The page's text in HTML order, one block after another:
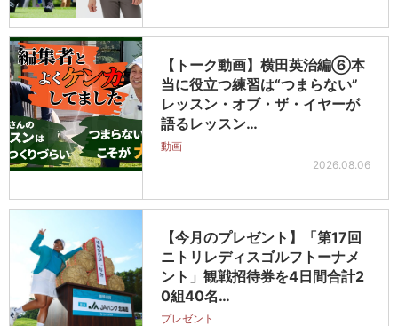
【トーク動画】横田英治編⑥本
当に役立つ練習は“つまらない”
レッスン・オブ・ザ・イヤーが
語るレッスン…
動画
2026.08.06
【今月のプレゼント】「第17回
ニトリレディスゴルフトーナメ
ント」観戦招待券を4日間合計2
0組40名…
プレゼント